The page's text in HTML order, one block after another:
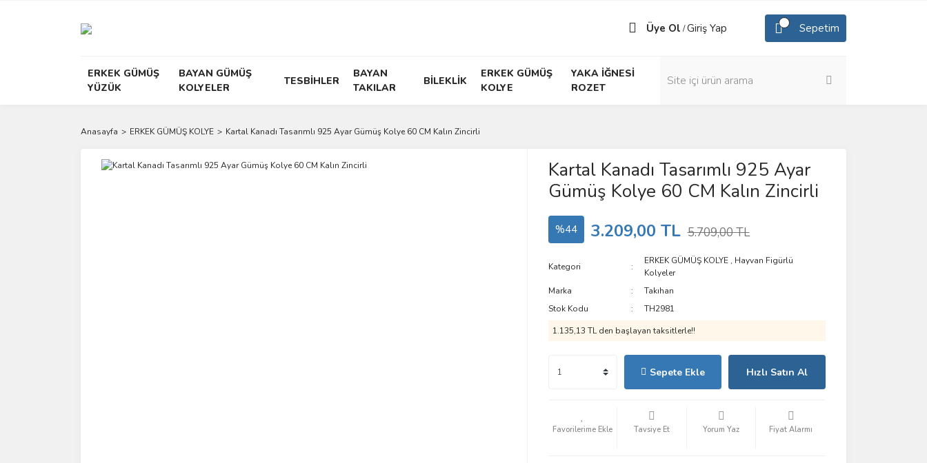
Üye Ol /Giriş Yap Sepetim
ERKEK GÜMÜŞ
YÜZÜK
BAYAN GÜMÜŞ
KOLYELER
TESBİHLER
BAYAN
TAKILAR
BİLEKLİK
ERKEK GÜMÜŞ
KOLYE
YAKA İĞNESİ
ROZET
Anasayfa ERKEK GÜMÜŞ KOLYE Kartal Kanadı Tasarımlı 925 Ayar Gümüş Kolye 60 CM Kalın Zincirli
Kartal Kanadı Tasarımlı 925 Ayar
Gümüş Kolye 60 CM Kalın Zincirli
%44 3.209,00 TL 5.709,00 TL
Kategori
ERKEK GÜMÜŞ KOLYE , Hayvan Figürlü
Kolyeler
Marka
Takıhan
Stok Kodu
TH2981
1.135,13 TL den başlayan taksitlerle!!
Sepete Ekle Hızlı Satın Al
Tavsiye Et Yorum Yaz Fiyat Alarmı